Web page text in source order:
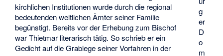
g
er
D
o
m
kirchlichen Institutionen wurde durch die regional
bedeutenden weltlichen Ämter seiner Familie
begünstigt. Bereits vor der Erhebung zum Bischof
war Thietmar literarisch tätig. So schrieb er ein
Gedicht auf die Grablege seiner Vorfahren in der